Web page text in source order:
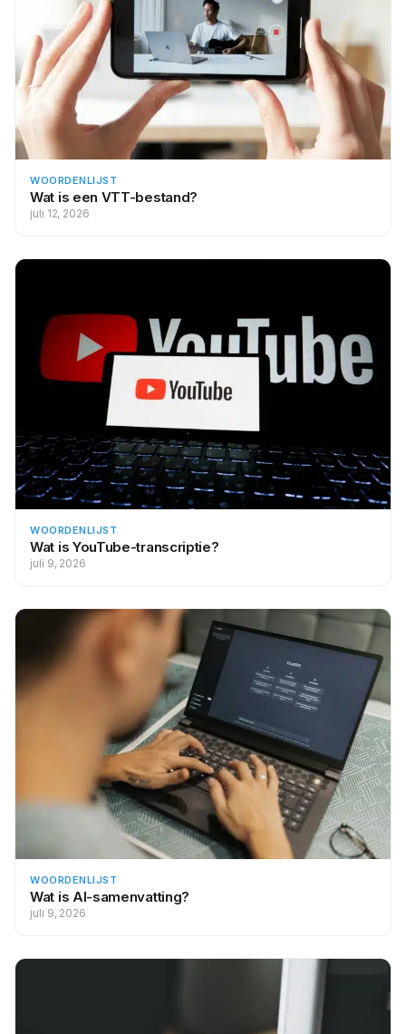
WOORDENLIJST
Wat is een VTT-bestand?
juli 12, 2026
WOORDENLIJST
Wat is YouTube-transcriptie?
juli 9, 2026
WOORDENLIJST
Wat is AI-samenvatting?
juli 9, 2026